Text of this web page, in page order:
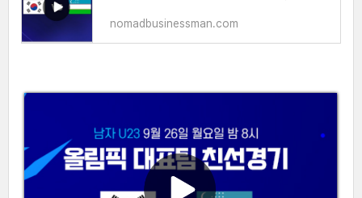
nomadbusinessman.com